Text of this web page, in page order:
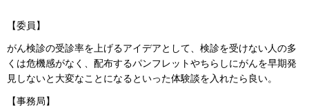
【委員】
がん検診の受診率を上げるアイデアとして、検診を受けない人の多
くは危機感がなく、配布するパンフレットやちらしにがんを早期発
見しないと大変なことになるといった体験談を入れたら良い。
【事務局】